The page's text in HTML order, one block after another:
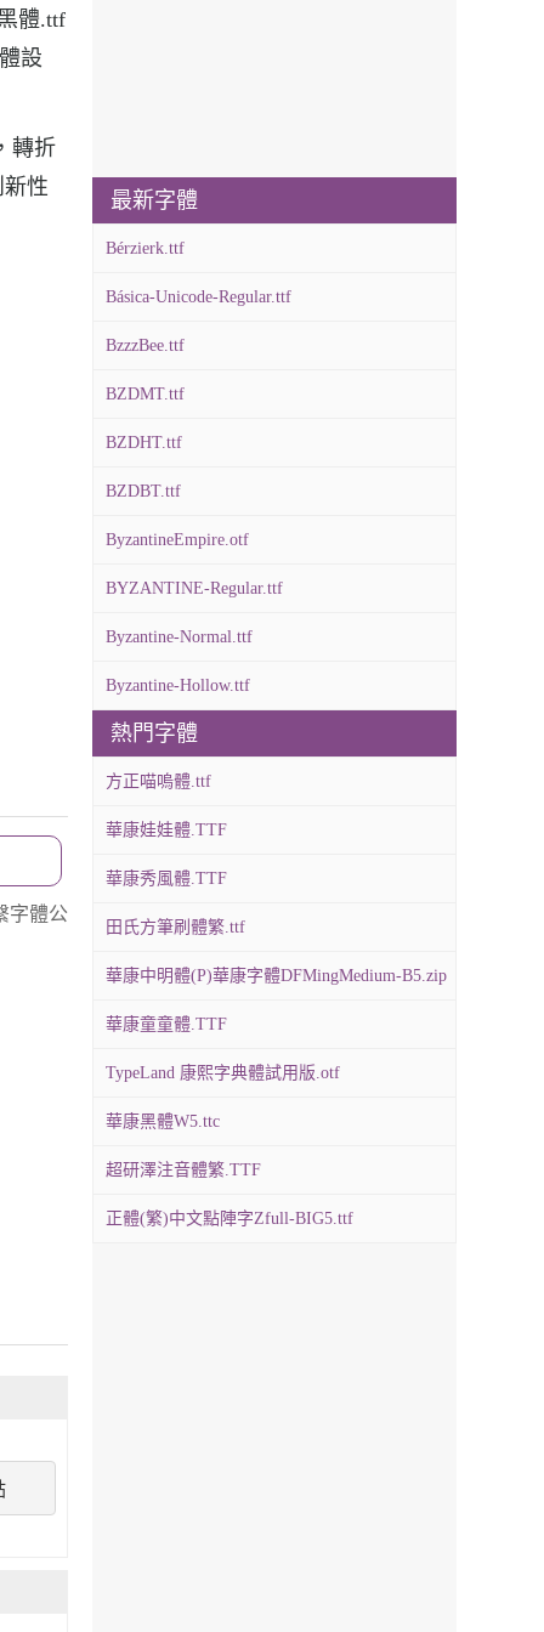
體.ttf
設
轉折
性
字體公
最新字體
Bérzierk.ttf
Básica-Unicode-Regular.ttf
BzzzBee.ttf
BZDMT.ttf
BZDHT.ttf
BZDBT.ttf
ByzantineEmpire.otf
BYZANTINE-Regular.ttf
Byzantine-Normal.ttf
Byzantine-Hollow.ttf
熱門字體
方正喵嗚體.ttf
華康娃娃體.TTF
華康秀風體.TTF
田氏方筆刷體繁.ttf
華康中明體(P)華康字體DFMingMedium-B5.zip
華康童童體.TTF
TypeLand 康熙字典體試用版.otf
華康黑體W5.ttc
超研澤注音體繁.TTF
正體(繁)中文點陣字Zfull-BIG5.ttf